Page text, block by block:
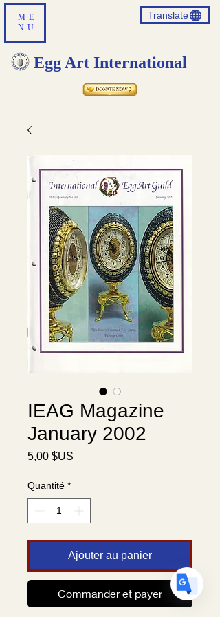
ME
NU
Translate
Egg Art International
IEAG Magazine
January 2002
5,00 $US
Quantité *
Ajouter au panier
Commander et payer
USEnglish
DEGerman· Deutsch
ESSpanish· Español